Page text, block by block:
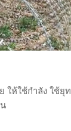
ให้ใช้กำลัง ใช้